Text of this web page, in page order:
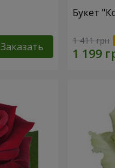
Заказать
Букет
1 411 грн